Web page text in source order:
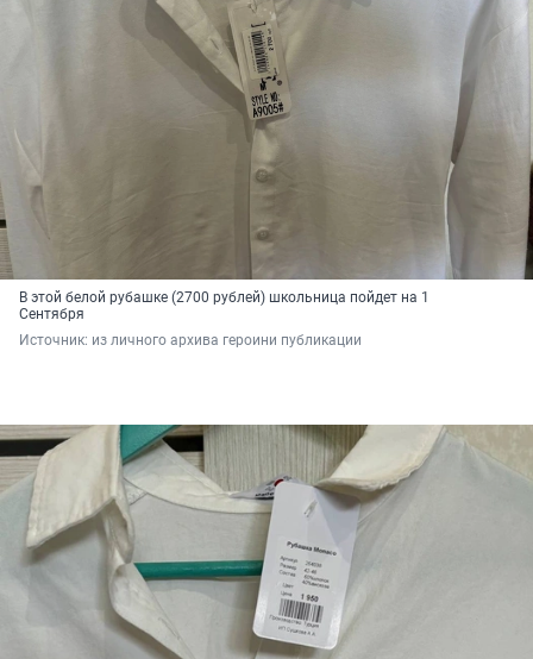
В этой белой рубашке (2700 рублей) школьница пойдет на 1
Сентября
Источник: из личного архива героини публикации